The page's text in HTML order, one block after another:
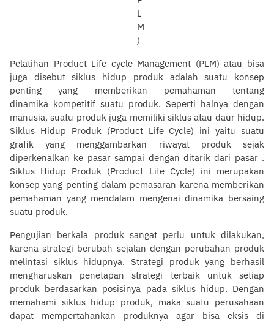
Pelatihan Product Life cycle Management (PLM) atau bisa
juga disebut siklus hidup produk adalah suatu konsep
penting yang memberikan pemahaman tentang
dinamika kompetitif suatu produk. Seperti halnya dengan
manusia, suatu produk juga memiliki siklus atau daur hidup.
Siklus Hidup Produk (Product Life Cycle) ini yaitu suatu
grafik yang menggambarkan riwayat produk sejak
diperkenalkan ke pasar sampai dengan ditarik dari pasar .
Siklus Hidup Produk (Product Life Cycle) ini merupakan
konsep yang penting dalam pemasaran karena memberikan
pemahaman yang mendalam mengenai dinamika bersaing
suatu produk.
Pengujian berkala produk sangat perlu untuk dilakukan,
karena strategi berubah sejalan dengan perubahan produk
melintasi siklus hidupnya. Strategi produk yang berhasil
mengharuskan penetapan strategi terbaik untuk setiap
produk berdasarkan posisinya pada siklus hidup. Dengan
memahami siklus hidup produk, maka suatu perusahaan
dapat mempertahankan produknya agar bisa eksis di